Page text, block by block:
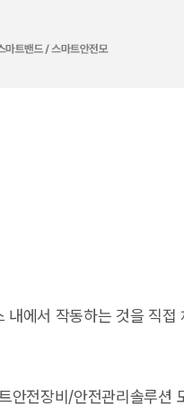
에서 작동하는 것을 직접
전장비/안전관리솔루션